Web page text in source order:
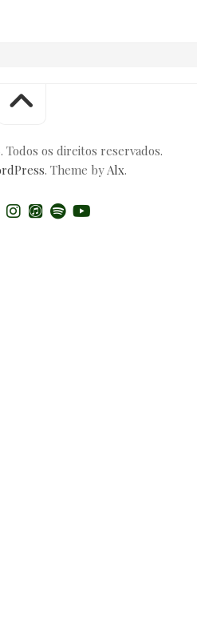
os direitos reservados.
. Theme byAlx.